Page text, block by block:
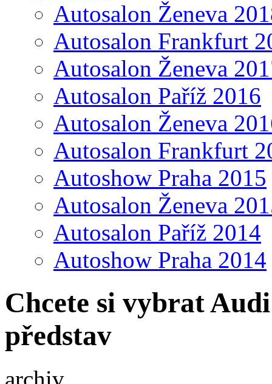
Autosalon Ženeva
Autosalon Frankfurt
Autosalon Ženeva
Autosalon Paříž 2016
Autosalon Ženeva
Autosalon Frankfurt
Autoshow Praha 2015
Autosalon Ženeva
Autosalon Paříž 2014
Autoshow Praha 2014
Chcete si vybrat
představ
archiv